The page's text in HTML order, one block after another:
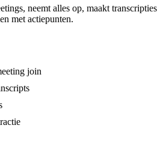
neemt alles op, maakt transcripties
met actiepunten.
join